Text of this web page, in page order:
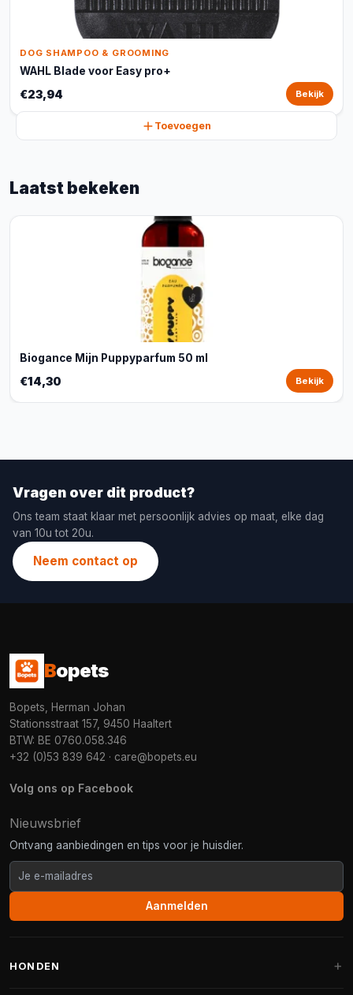
DOG SHAMPOO & GROOMING
WAHL Blade voor Easy pro+
€23,94 Bekijk
Toevoegen
Laatst bekeken
Biogance Mijn Puppyparfum 50 ml
€14,30 Bekijk
Vragen over dit product?
Ons team staat klaar met persoonlijk advies op maat, elke dag
van 10u tot 20u.
Neem contact op
Bopets
Bopets, Herman Johan
Stationsstraat 157, 9450 Haaltert
BTW: BE 0760.058.346
+32 (0)53 839 642 · care@bopets.eu
Volg ons op Facebook
Nieuwsbrief
Ontvang aanbiedingen en tips voor je huisdier.
Aanmelden
HONDEN